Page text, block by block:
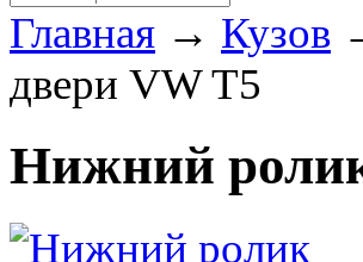
Главная → Кузов
двери VW T5
Нижний